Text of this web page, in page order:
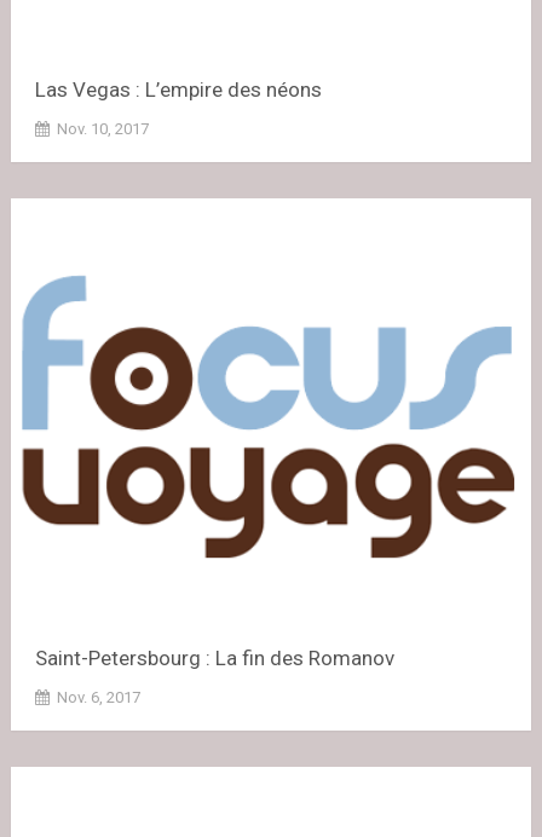
Las Vegas : L’empire des néons
Nov. 10, 2017
Saint-Petersbourg : La fin des Romanov
Nov. 6, 2017